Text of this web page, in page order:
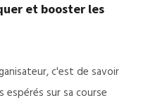
et booster les
c'est de savoir
espérés sur sa course